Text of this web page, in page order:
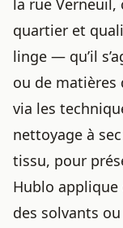
la rue
quartier et
linge — qu’il
ou de
via les
nettoyage à
tissu, pour
Hublo applique
des solvants